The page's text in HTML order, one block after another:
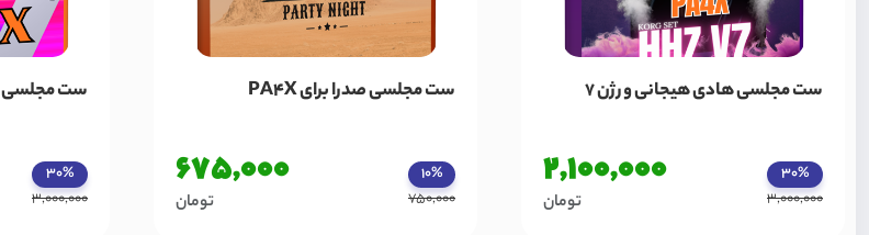
ست مجلسی هادی هیجانی ورژن 7
30%
3,000,000
2,100,000
تومان
ست مجلسی صدرا برای PA4X
10%
750,000
675,000
تومان
ست مجلسی 2024 برای PA4X
30%
3,000,000